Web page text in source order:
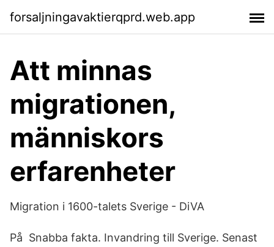
forsaljningavaktierqprd.web.app
Att minnas
migrationen,
människors
erfarenheter
Migration i 1600-talets Sverige - DiVA
På Snabba fakta. Invandring till Sverige. Senast